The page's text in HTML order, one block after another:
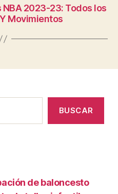
NBA 2023-23: Todos los
Movimientos
BUSCAR
de baloncesto